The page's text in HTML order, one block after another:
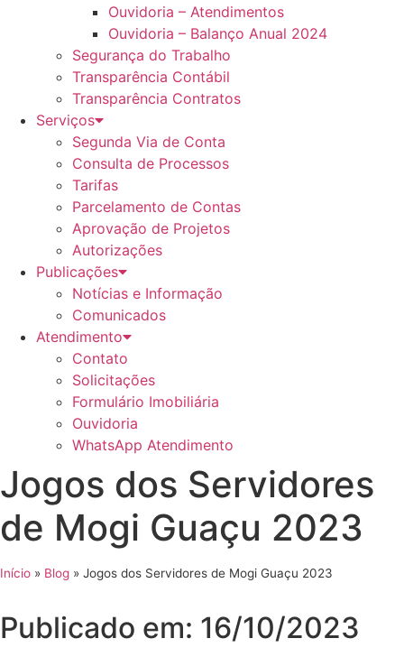
Ouvidoria – Atendimentos
Ouvidoria – Balanço Anual 2024
Segurança do Trabalho
Transparência Contábil
Transparência Contratos
Serviços
Segunda Via de Conta
Consulta de Processos
Tarifas
Parcelamento de Contas
Aprovação de Projetos
Autorizações
Publicações
Notícias e Informação
Comunicados
Atendimento
Contato
Solicitações
Formulário Imobiliária
Ouvidoria
WhatsApp Atendimento
Jogos dos Servidores
de Mogi Guaçu 2023
Início » Blog » Jogos dos Servidores de Mogi Guaçu 2023
Publicado em: 16/10/2023